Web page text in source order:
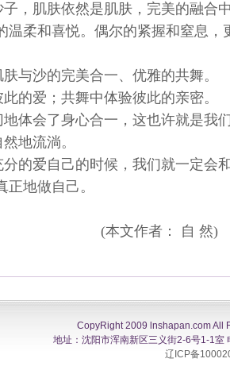
，肌肤依然是肌肤，完美的融合
温柔和喜悦。偶尔的紧握和窒息
与沙的完美合一、优雅的共舞。
的爱； 共舞中体验彼此的亲密。
体会了身心合一，这也许就是我
地流淌。
的爱自己的时候，我们就一定会
正地做自己。
者： 自 然)
CopyRight 2009 lnshapan.com All
地址：沈阳市浑南新区三义街2-6号1-1
辽ICP备